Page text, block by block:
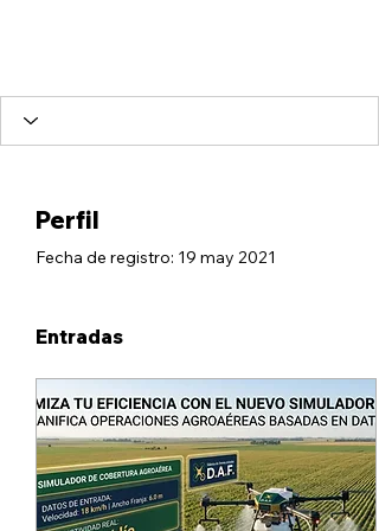
Perfil
Fecha de registro: 19 may 2021
Entradas